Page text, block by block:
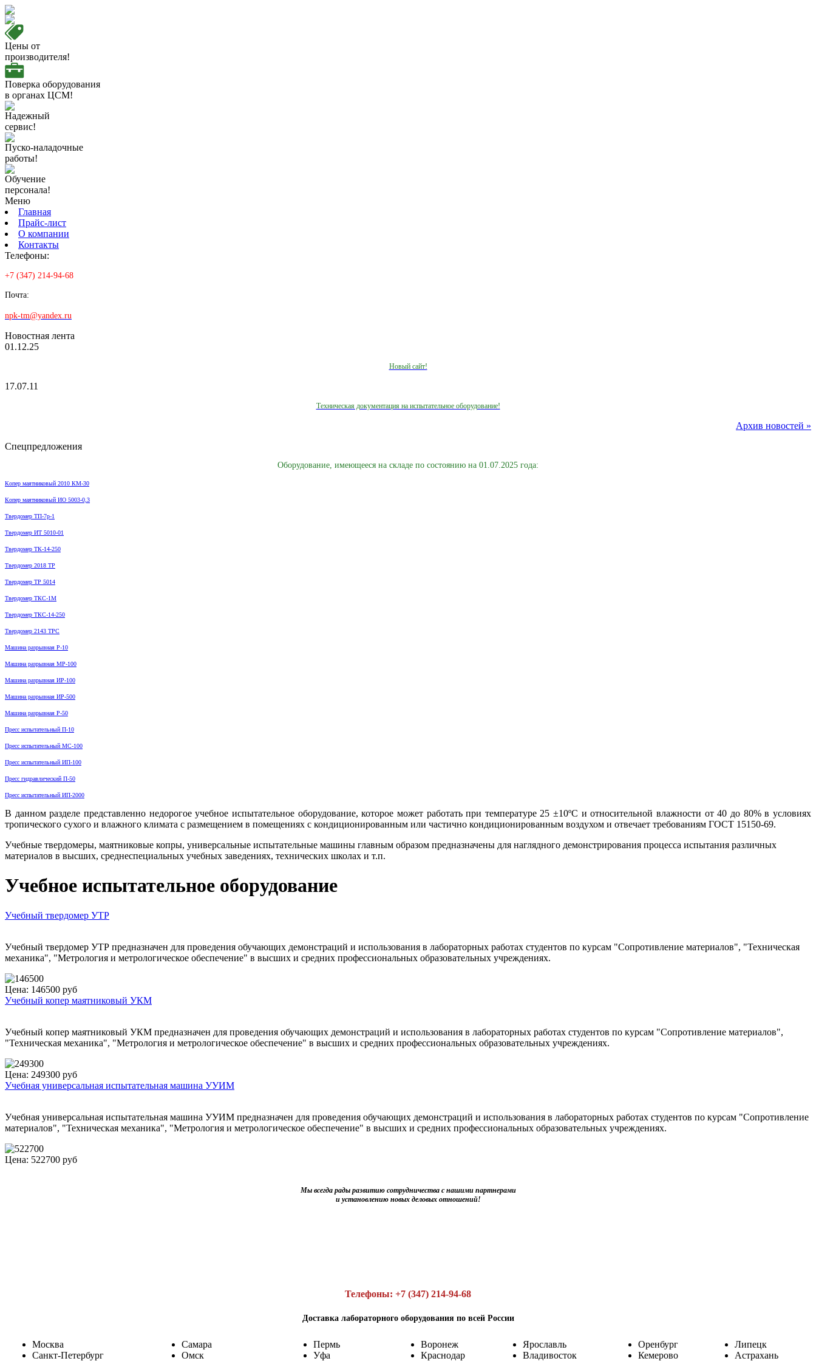
Цены от
производителя!
Поверка оборудования
в органах ЦСМ!
Надежный
сервис!
Пуско-наладочные
работы!
Обучение
персонала!
Меню
Главная
Прайс-лист
О компании
Контакты
Телефоны:
+7 (347) 214-94-68
Почта:
npk-tm@yandex.ru
Новостная лента
01.12.25
Новый сайт!
17.07.11
Техническая документация на испытательное оборудование!
Архив новостей »
Спецпредложения
Оборудование, имеющееся на складе по состоянию на 01.07.2025 года:
Копер маятниковый 2010 КМ-30
Копер маятниковый ИО 5003-0,3
Твердомер ТП-7р-1
Твердомер ИТ 5010-01
Твердомер ТК-14-250
Твердомер 2018 ТР
Твердомер ТР 5014
Твердомер ТКС-1М
Твердомер ТКС-14-250
Твердомер 2143 ТРС
Машина разрывная Р-10
Машина разрывная МР-100
Машина разрывная ИР-100
Машина разрывная ИР-500
Машина разрывная Р-50
Пресс испытательный П-10
Пресс испытательный МС-100
Пресс испытательный ИП-100
Пресс гидравлический П-50
Пресс испытательный ИП-2000
В данном разделе представленно недорогое учебное испытательное оборудование, которое может работать при температуре 25 ±10ºС и относительной влажности от 40 до 80% в условиях
тропического сухого и влажного климата с размещением в помещениях с кондиционированным или частично кондиционированным воздухом и отвечает требованиям ГОСТ 15150-69.
Учебные твердомеры, маятниковые копры, универсальные испытательные машины главным образом предназначены для наглядного демонстрирования процесса испытания различных
материалов в высших, среднеспециальных учебных заведениях, технических школах и т.п.
Учебное испытательное оборудование
Учебный твердомер УТР
Учебный твердомер УТР предназначен для проведения обучающих демонстраций и использования в лабораторных работах студентов по курсам "Сопротивление материалов", "Техническая
механика", "Метрология и метрологическое обеспечение" в высших и средних профессиональных образовательных учреждениях.
Цена: 146500 руб
Учебный копер маятниковый УКМ
Учебный копер маятниковый УКМ предназначен для проведения обучающих демонстраций и использования в лабораторных работах студентов по курсам "Сопротивление материалов",
"Техническая механика", "Метрология и метрологическое обеспечение" в высших и средних профессиональных образовательных учреждениях.
Цена: 249300 руб
Учебная универсальная испытательная машина УУИМ
Учебная универсальная испытательная машина УУИМ предназначен для проведения обучающих демонстраций и использования в лабораторных работах студентов по курсам "Сопротивление
материалов", "Техническая механика", "Метрология и метрологическое обеспечение" в высших и средних профессиональных образовательных учреждениях.
Цена: 522700 руб
Мы всегда рады развитию сотрудничества с нашими партнерами
и установлению новых деловых отношений!
Телефоны: +7 (347) 214-94-68
Доставка лабораторного оборудования по всей России
Москва
Санкт-Петербург
Самара
Омск
Пермь
Уфа
Воронеж
Краснодар
Ярославль
Владивосток
Оренбург
Кемерово
Липецк
Астрахань